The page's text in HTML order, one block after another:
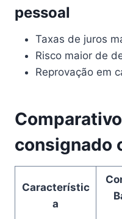
pessoal
Taxas de juros
Risco maior de
Reprovação em
consignado
Característic
a